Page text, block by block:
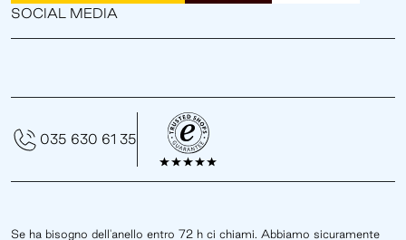
SOCIAL MEDIA
Se ha bisogno dell'anello entro 72 h ci chiami. Abbiamo sicuramente
035 630 61 35